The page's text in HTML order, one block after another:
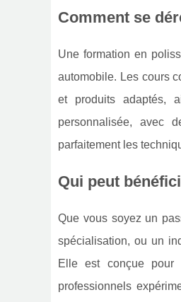
Comment se
Une formation en
automobile. Les cours
et produits adaptés,
personnalisée, avec
parfaitement les
Qui peut
Que vous soyez un
spécialisation, ou un
Elle est conçue pour
professionnels